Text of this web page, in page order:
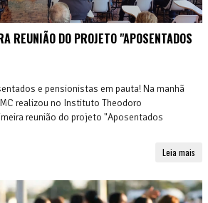
REUNIÃO DO PROJETO "APOSENTADOS
e pensionistas em pauta! Na manhã
realizou no Instituto Theodoro
reunião do projeto "Aposentados
Leia mais